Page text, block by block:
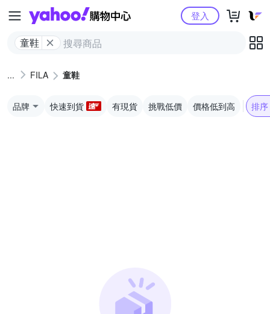
Yahoo購物中心
童鞋
登入
FILA 童鞋
品牌 快速到貨 有現貨 挑戰低價 價格低到高 排序